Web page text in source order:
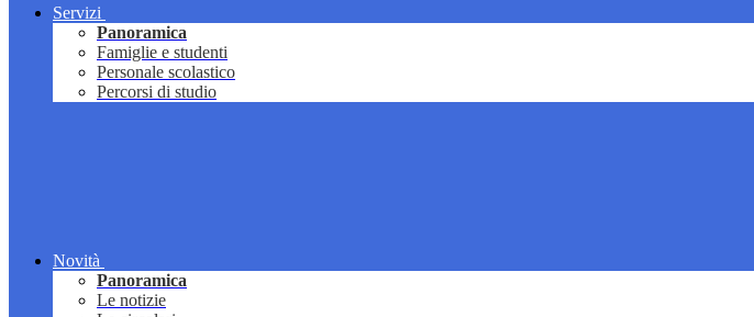
Servizi
Panoramica
Famiglie e studenti
Personale scolastico
Percorsi di studio
Novità
Panoramica
Le notizie